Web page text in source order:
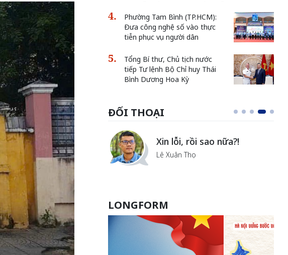
Phường Tam Bình (TP.HCM):
Đưa công nghệ số vào thực
tiễn phục vụ người dân
Tổng Bí thư, Chủ tịch nước
tiếp Tư lệnh Bộ Chỉ huy Thái
Bình Dương Hoa Kỳ
ĐỐI THOẠI
một ngôi
Hồng của Hà
Xin lỗi, rồi sao nữa?!
Lê Xuân Thọ
LONGFORM